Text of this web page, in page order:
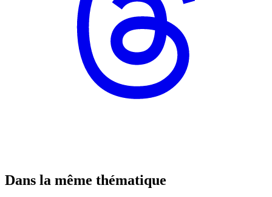
Dans la même thématique